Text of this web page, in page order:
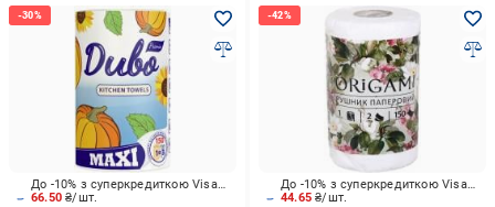
66.50₴/шт.
До -10% з суперкредиткою Visa Вигода
44.65₴/шт.
До -10% з суперкредиткою Visa Вигода